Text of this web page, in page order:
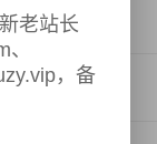
index.m3u8
老站长
，备